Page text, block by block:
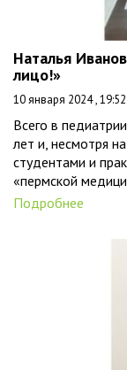
Наталья
лицо!»
10 января 2024 , 19:52
Всего в
лет и, несмотря
студентами и
«пермской
Подробнее